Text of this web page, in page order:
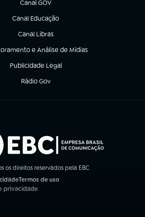
Canal GOV
(abre em nova aba)
Canal Educação
(abre em nova aba)
Canal Libras
(abre em nova aba)
e Análise de Mídias
nova aba)
Publicidade Legal
(abre em nova aba)
Rádio Gov
(abre em nova aba)
os direitos reservados pela EBC
Termos de uso
(abre em nova aba)
privacidade